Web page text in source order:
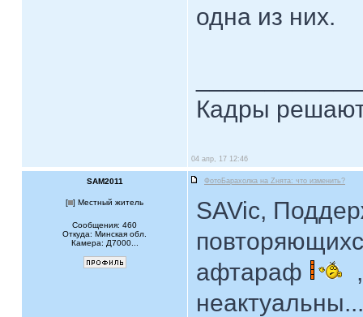
одна из них.
Кадры
04 апр, 17 12:46
SAM2011 ФотоБарахолка на Zнята: что изменить?
[ ] Местный житель
Сообщения: 460
Откуда: Минская обл.
Камера: Д7000...
SAVic,
афтараф
неактуальны...